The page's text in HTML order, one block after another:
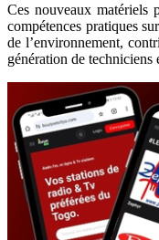
Ces nouveaux matériels
compétences pratiques
de l’environnement,
génération de techniciens